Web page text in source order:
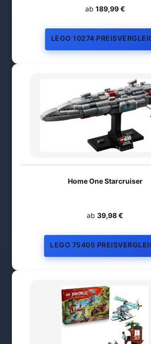
ab 189,99 €
LEGO 10274
Home One Starcruiser
ab 39,98 €
LEGO 75405